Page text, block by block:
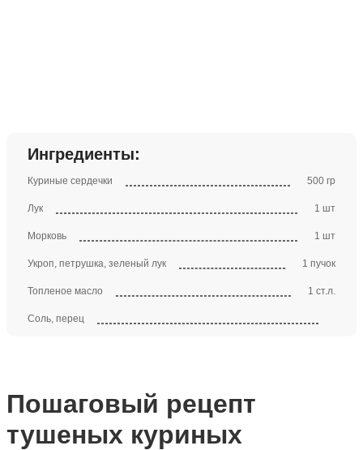
Ингредиенты:
Куриные сердечки 500 гр
Лук 1 шт
Морковь 1 шт
Укроп, петрушка, зеленый лук 1 пучок
Топленое масло 1 ст.л.
Соль, перец
Пошаговый рецепт
тушеных куриных